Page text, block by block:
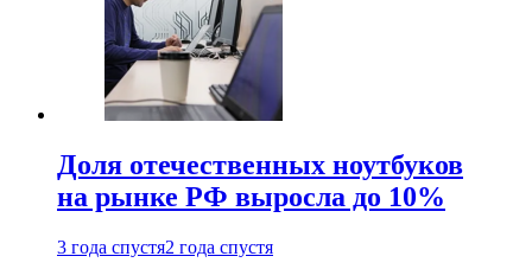
Доля отечественных ноутбуков
на рынке РФ выросла до 10%
3 года спустя2 года спустя